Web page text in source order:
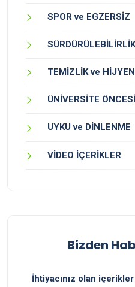
SPOR ve EGZERSİZ
SÜRDÜRÜLEBİLİRLİK
TEMİZLİK ve HİJYEN
ÜNİVERSİTE
UYKU ve DİNLENME
VİDEO İÇERİKLER
Bizden
İhtiyacınız olan